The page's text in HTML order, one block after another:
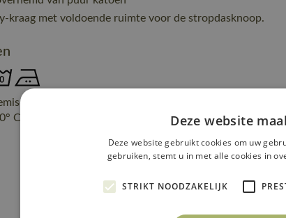
kraag met voldoende ruimte voor de stropdasknoop.
gereinigd worden, Niet trommeldrogen, Fijne was,
C, Warm strijken
Deze website
Deze website gebruikt cookies om uw
gebruiken, stemt u in met alle cookies in
STRIKT NOODZAKELIJK